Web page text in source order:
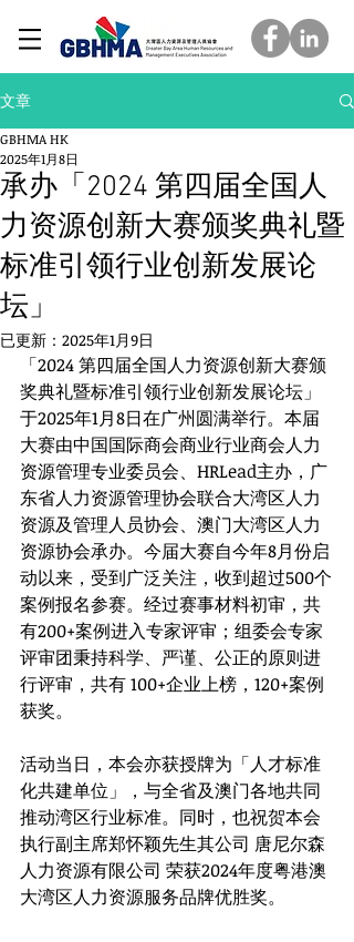
文章
承办「2024 第四届全国人
力资源创新大赛颁奖典礼暨
标准引领行业创新发展论
坛」
GBHMA HK
2025年1月8日
已更新： 2025年1月9日
「2024 第四届全国人力资源创新大赛颁
奖典礼暨标准引领行业创新发展论坛」
于2025年1月8日在广州圆满举行。本届
大赛由中国国际商会商业行业商会人力
资源管理专业委员会、HRLead主办，广
东省人力资源管理协会联合大湾区人力
资源及管理人员协会、澳门大湾区人力
资源协会承办。今届大赛自今年8月份启
动以来，受到广泛关注，收到超过500个
案例报名参赛。经过赛事材料初审，共
有200+案例进入专家评审；组委会专家
评审团秉持科学、严谨、公正的原则进
行评审，共有 100+企业上榜，120+案例
获奖。
活动当日，本会亦获授牌为「人才标准
化共建单位」，与全省及澳门各地共同
推动湾区行业标准。同时，也祝贺本会
执行副主席郑怀颖先生其公司 唐尼尔森
人力资源有限公司 荣获2024年度粤港澳
大湾区人力资源服务品牌优胜奖。